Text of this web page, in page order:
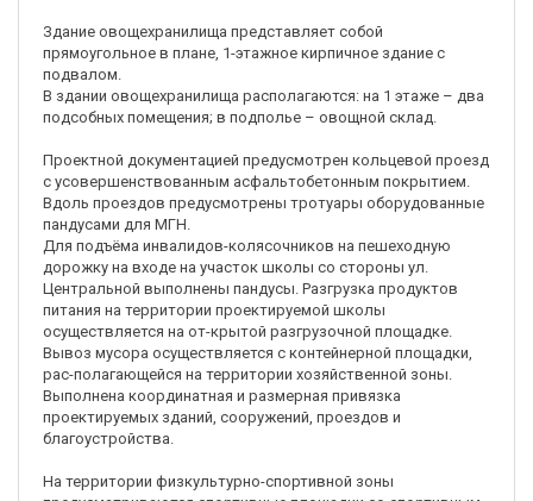
Здание овощехранилища представляет собой
прямоугольное в плане, 1-этажное кирпичное здание с
подвалом.
В здании овощехранилища располагаются: на 1 этаже – два
подсобных помещения; в подполье – овощной склад.
Проектной документацией предусмотрен кольцевой проезд
с усовершенствованным асфальтобетонным покрытием.
Вдоль проездов предусмотрены тротуары оборудованные
пандусами для МГН.
Для подъёма инвалидов-колясочников на пешеходную
дорожку на входе на участок школы со стороны ул.
Центральной выполнены пандусы. Разгрузка продуктов
питания на территории проектируемой школы
осуществляется на от-крытой разгрузочной площадке.
Вывоз мусора осуществляется с контейнерной площадки,
рас-полагающейся на территории хозяйственной зоны.
Выполнена координатная и размерная привязка
проектируемых зданий, сооружений, проездов и
благоустройства.
На территории физкультурно-спортивной зоны